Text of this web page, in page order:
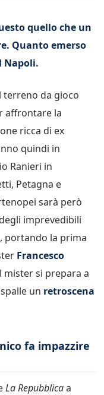
quello che un
Quanto emerso
Napoli.
terreno da gioco
affrontare la
ricca di ex
quindi in
Ranieri in
Petagna e
sarà però
imprevedibili
portando la prima
Francesco
mister si prepara a
un retroscena
fa impazzire
La Repubblicaa